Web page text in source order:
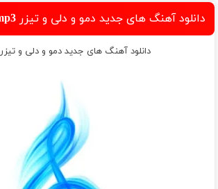
دانلود آهنگ های جدید دمو و دلی و تیزر mp3
دانلود آهنگ های جدید دمو و دلی و تیزر mp3